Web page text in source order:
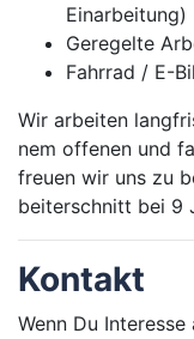
Ein­ar­bei­tung)
Ge­re­gel­te
Fahr­rad / E-
Wir ar­bei­ten
nem of­fe­nen und
freu­en wir uns zu
bei­ter­schnitt bei 9
Kon­takt
Wenn Du